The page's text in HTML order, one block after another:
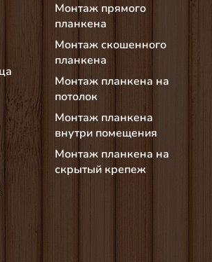
Монтаж прямого
планкена
Монтаж скошенного
планкена
Монтаж планкена на
потолок
Монтаж планкена
внутри помещения
Монтаж планкена на
скрытый крепеж